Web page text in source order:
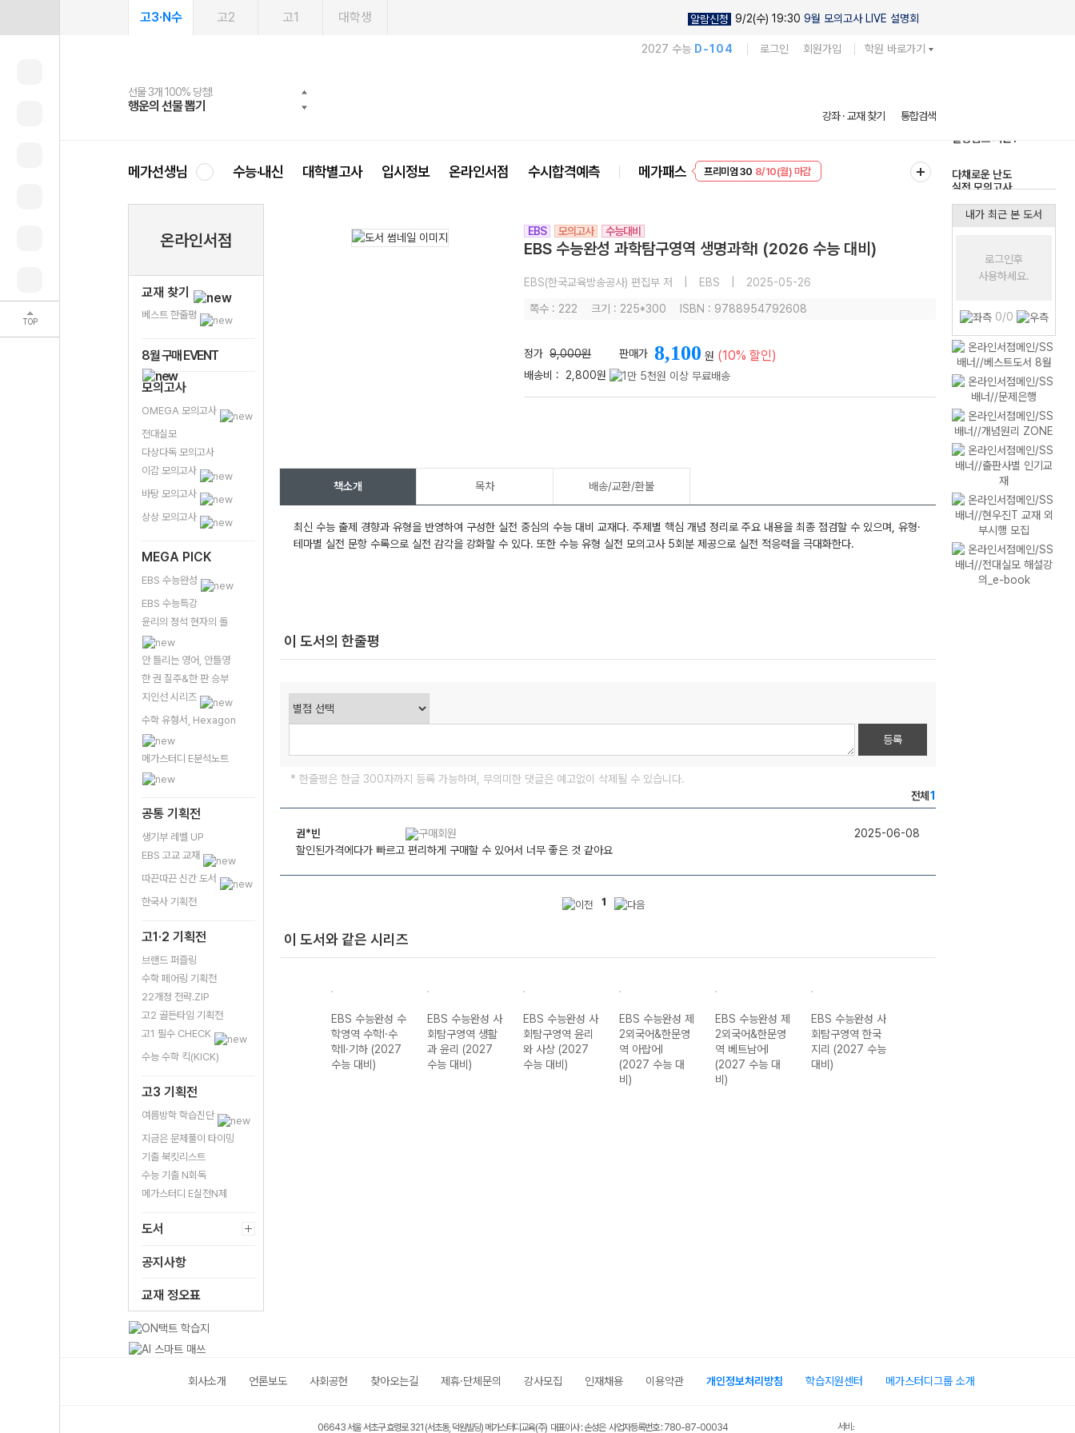
TOP
고3·N수 고2 고1 대학생 알람신청 9/2(수) 19:30 9월 모의고사 LIVE 설명회
2027 수능 D-104 로그인 회원가입 학원 바로가기
메가스터디
선물 3개 100% 당첨!
행운의 선물 뽑기
선물 100% 증정!
메가스터디 X 올리브
여름방학 스터디 캐시백
메가런 썸머스쿨
2027 러셀 단과
강사 공개선발
스마트러닝앱
설문 EVENT
메가패스
3일 무료 체험권
메가패스 수강생 무료혜택!
메가클럽 멤버십
사회공헌 캠페인
희망이룸 메가나눔
강좌 · 교재 찾기 통합검색
메가선생님 수능·내신 대학별고사 입시정보 온라인서점 수시합격예측 메가패스
프리미엄 30 8/10(월) 마감
실전 모의고사
온라인서점
교재 찾기
베스트 한줄평
8월 구매 EVENT
모의고사
OMEGA 모의고사
전대실모
다상다독 모의고사
이감 모의고사
바탕 모의고사
상상 모의고사
MEGA PICK
EBS 수능완성
EBS 수능특강
윤리의 정석 현자의 돌
안 틀리는 영어, 안틀영
한 권 질주&한 판 승부
지인선 시리즈
수학 유형서, Hexagon
메가스터디 E분석노트
공통 기획전
생기부 레벨 UP
EBS 고교 교재
따끈따끈 신간 도서
한국사 기획전
고1·2 기획전
브랜드 퍼즐링
수학 페어링 기획전
22개정 전략.ZIP
고2 골든타임 기획전
고1 필수 CHECK
수능 수학 킥(KICK)
고3 기획전
여름방학 학습진단
지금은 문제풀이 타이밍
기출 북킷리스트
수능 기출 N회독
메가스터디 E실전N제
도서
공지사항
교재 정오표
EBS 모의고사 수능대비
EBS 수능완성 과학탐구영역 생명과학I (2026 수능 대비)
EBS(한국교육방송공사) 편집부 저 EBS 2025-05-26
쪽수 : 222 크기 : 225*300 ISBN : 9788954792608
정가 9,000원 판매가 8,100 원 (10% 할인)
배송비 : 2,800원
책소개 목차 배송/교환/환불
최신 수능 출제 경향과 유형을 반영하여 구성한 실전 중심의 수능 대비 교재다. 주제별 핵심 개념 정리로 주요 내용을 최종 점검할 수 있으며, 유형·
테마별 실전 문항 수록으로 실전 감각을 강화할 수 있다. 또한 수능 유형 실전 모의고사 5회분 제공으로 실전 적응력을 극대화한다.
이 도서의 한줄평
등록
* 한줄평은 한글 300자까지 등록 가능하며, 무의미한 댓글은 예고없이 삭제될 수 있습니다.
전체 1
권*빈
2025-06-08
할인된가격에다가 빠르고 편리하게 구매할 수 있어서 너무 좋은 것 같아요
1
이 도서와 같은 시리즈
EBS 수능완성 과
학탐구영역 지구
과학II (2027 수
능 대비)
EBS 수능완성 수
학영역 수학I·수
학II·기하 (2027
수능 대비)
EBS 수능완성 사
회탐구영역 생활
과 윤리 (2027
수능 대비)
EBS 수능완성 사
회탐구영역 윤리
와 사상 (2027
수능 대비)
EBS 수능완성 제
2외국어&한문영
역 아랍어I
(2027 수능 대
비)
EBS 수능완성 제
2외국어&한문영
역 베트남어I
(2027 수능 대
비)
EBS 수능완성 사
회탐구영역 한국
지리 (2027 수능
대비)
내가 최근 본 도서
로그인후
사용하세요.
0/0
회사소개 언론보도 사회공헌 찾아오는길 제휴·단체문의 강사모집 인재채용 이용약관 개인정보처리방침 학습지원센터 메가스터디그룹 소개
06643 서울 서초구 효령로 321 (서초동, 덕원빌딩) 메가스터디교육(주) 대표이사 : 손성은 사업자등록번호 : 780-87-00034 서비스 가입사실 확인